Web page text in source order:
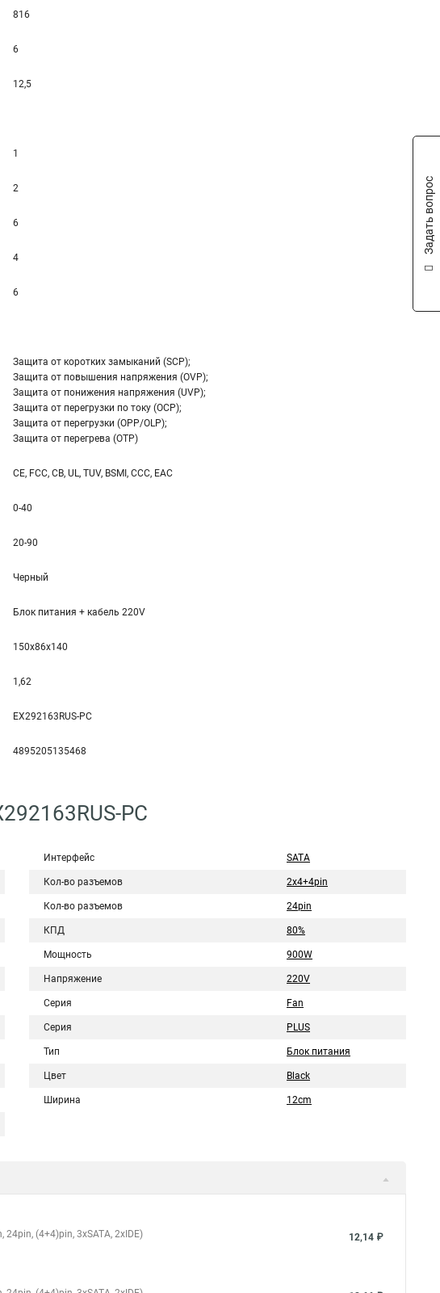
816
6
12,5
1
2
6
4
6
Защита от коротких замыканий (SCP);
Защита от повышения напряжения (OVP);
Защита от понижения напряжения (UVP);
Защита от перегрузки по току (OCP);
Защита от перегрузки (OPP/OLP);
Защита от перегрева (OTP)
CE, FCC, CB, UL, TUV, BSMI, CCC, EAC
0-40
20-90
Черный
Блок питания + кабель 220V
150x86x140
1,62
EX292163RUS-PC
4895205135468
PC
Интерфейс SATA
Кол-во разъемов 2x4+4pin
Кол-во разъемов 24pin
КПД 80%
Мощность 900W
Напряжение 220V
Серия Fan
Серия PLUS
Тип Блок питания
Цвет Black
Ширина 12cm
24pin, (4+4)pin, 3xSATA, 2xIDE) 12,14 ₽
Задать вопрос